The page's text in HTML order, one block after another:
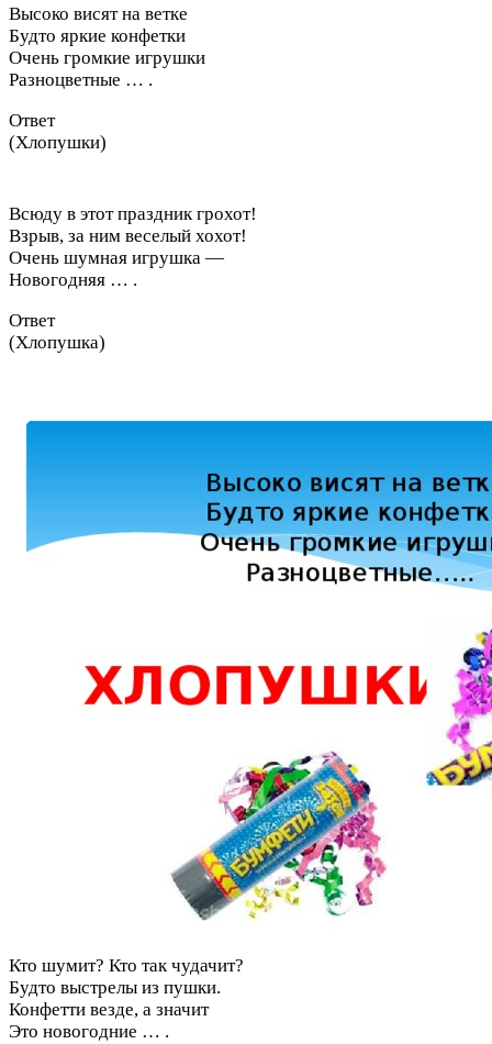
Высоко висят на ветке
Будто яркие конфетки
Очень громкие игрушки
Разноцветные … .
Ответ
(Хлопушки)
Всюду в этот праздник грохот!
Взрыв, за ним веселый хохот!
Очень шумная игрушка —
Новогодняя … .
Ответ
(Хлопушка)
Кто шумит? Кто так чудачит?
Будто выстрелы из пушки.
Конфетти везде, а значит
Это новогодние … .